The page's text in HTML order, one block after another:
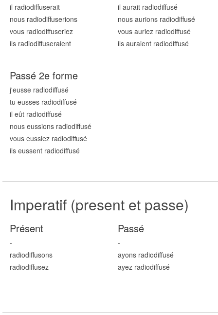
il radiodiffuserait
nous radiodiffuserions
vous radiodiffuseriez
ils radiodiffuseraient
il aurait radiodiffusé
nous aurions radiodiffusé
vous auriez radiodiffusé
ils auraient radiodiffusé
Passé 2e forme
j'eusse radiodiffusé
tu eusses radiodiffusé
il eût radiodiffusé
nous eussions radiodiffusé
vous eussiez radiodiffusé
ils eussent radiodiffusé
Imperatif (present et passe)
Présent
-
radiodiffusons
radiodiffusez
Passé
-
ayons radiodiffusé
ayez radiodiffusé